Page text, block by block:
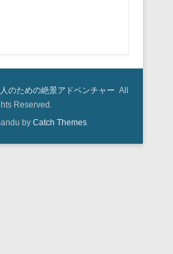
のための絶景アドベンチャー All
Reserved.
by Catch Themes